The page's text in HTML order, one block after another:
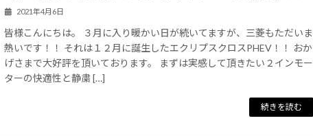
2021年4月6日
皆様こんにちは。 ３月に入り暖かい日が続いてますが、三菱もただいま
熱いです！！ それは１２月に誕生したエクリプスクロスPHEV！！ おか
げさまで大好評を頂いております。 まずは実感して頂きたい２インモー
ターの快適性と静粛 […]
続きを読む